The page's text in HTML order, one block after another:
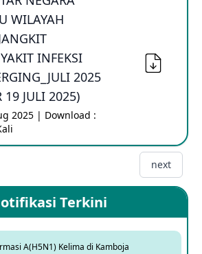
WILAYAH
INFEKSI
2025
19 JULI 2025)
2025 | Download :
next
Terkini
A(H5N1) Kelima di Kamboja